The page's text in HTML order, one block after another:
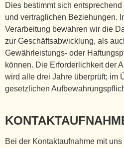
Dies bestimmt sich
und vertraglichen Beziehungen.
Verarbeitung bewahren wir die
zur Geschäftsabwicklung, als
Gewährleistungs- oder
können. Die Erforderlichkeit der
wird alle drei Jahre überprüft; im
gesetzlichen
Bei der Kontaktaufnahme mit